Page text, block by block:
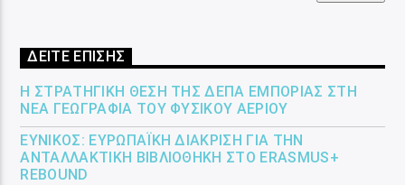
ΔΕΙΤΕ ΕΠΙΣΗΣ
Η ΣΤΡΑΤΗΓΙΚΉ ΘΈΣΗ ΤΗΣ ΔΕΠΑ ΕΜΠΟΡΊΑΣ ΣΤΗ
ΝΈΑ ΓΕΩΓΡΑΦΊΑ ΤΟΥ ΦΥΣΙΚΟΎ ΑΕΡΊΟΥ
ΕΎΝΙΚΟΣ: ΕΥΡΩΠΑΪΚΉ ΔΙΆΚΡΙΣΗ ΓΙΑ ΤΗΝ
ΑΝΤΑΛΛΑΚΤΙΚΉ ΒΙΒΛΙΟΘΉΚΗ ΣΤΟ ERASMUS+
REBOUND